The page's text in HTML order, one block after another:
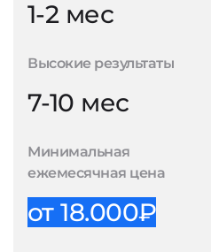
1-2 мес
Высокие результаты
7-10 мес
Минимальная
ежемесячная цена
от 18.000₽